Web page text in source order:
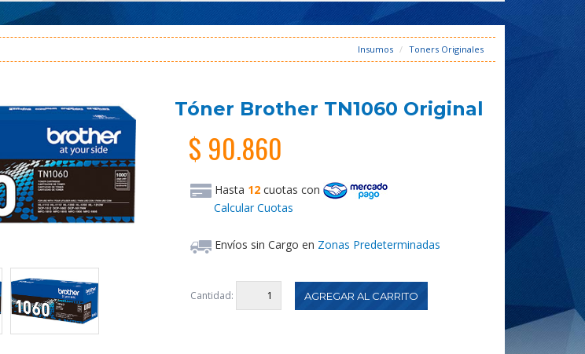
Insumos Toners Originales
Tóner Brother TN1060 Original
$ 90.860
Hasta 12 cuotas con
Calcular Cuotas
Envíos sin Cargo en Zonas Predeterminadas
Cantidad: